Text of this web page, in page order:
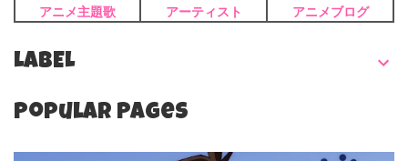
アニメ主題歌 アーティスト アニメブログ
LABEL
Popular Pages